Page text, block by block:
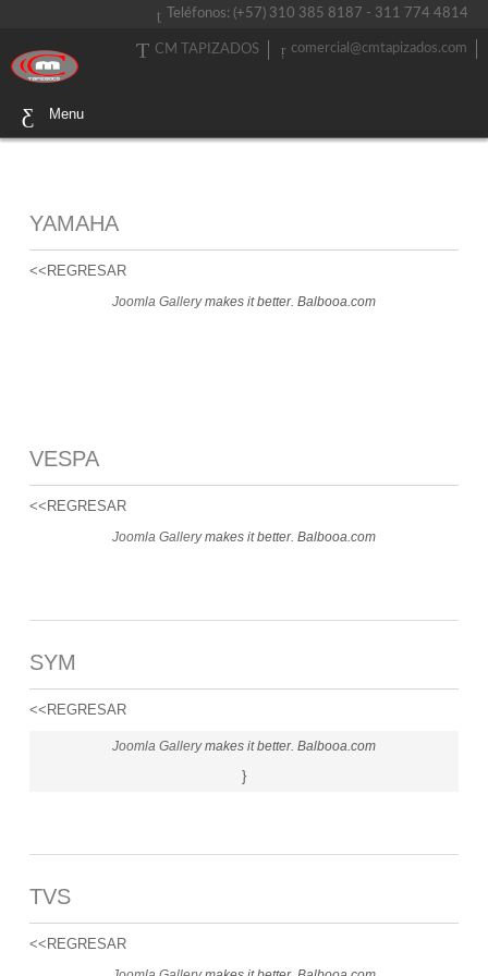
Teléfonos: (+57) 310 385 8187 - 311 774 4814
comercial@cmtapizados.com
CM TAPIZADOS
Menu
YAMAHA
<<REGRESAR
Joomla Gallerymakes it better. Balbooa.com
VESPA
<<REGRESAR
Joomla Gallerymakes it better. Balbooa.com
SYM
<<REGRESAR
Joomla Gallerymakes it better. Balbooa.com
}
TVS
<<REGRESAR